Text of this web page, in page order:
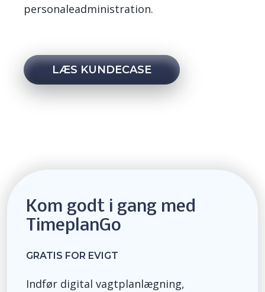
personaleadministration.
LÆS KUNDECASE
Kom godt i gang med
TimeplanGo
GRATIS FOR EVIGT
Indfør digital vagtplanlægning,